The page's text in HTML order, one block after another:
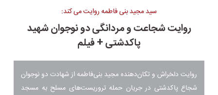
سید مجید بنی فاطمه روایت می کند:
روایت شجاعت و مردانگی دو نوجوان شهید
پاکدشتی + فیلم
‌روایت دلخراش و تکان‌دهنده مجید بنی‌فاطمه از شهادت دو نوجوان
شجاع پاکدشتی در جریان حمله تروریست‌های مسلح به مسجد